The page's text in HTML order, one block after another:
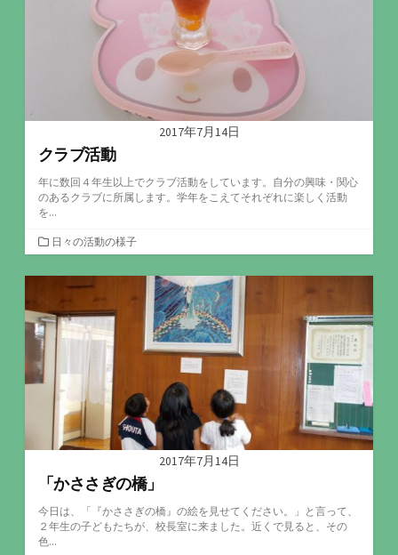
2017年7月14日
クラブ活動
年に数回４年生以上でクラブ活動をしています。自分の興味・関心
のあるクラブに所属します。学年をこえてそれぞれに楽しく活動
を...
カ
テ
ゴ
ー
日々の活動の様子
2017年7月14日
「かささぎの橋」
今日は、「『かささぎの橋』の絵を見せてください。」と言って、
２年生の子どもたちが、校長室に来ました。近くで見ると、その
色...